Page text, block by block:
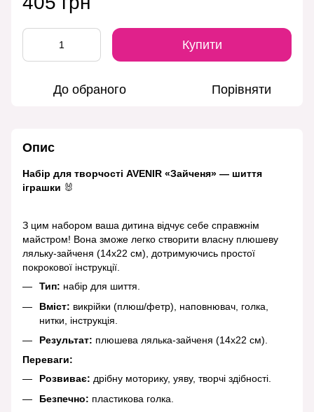
Купити
До обраного Порівняти
Опис
Набір для творчості AVENIR «Зайченя» — шиття
іграшки 🐰
З цим набором ваша дитина відчує себе справжнім
майстром! Вона зможе легко створити власну плюшеву
ляльку-зайченя (14x22 см), дотримуючись простої
покрокової інструкції.
Тип: набір для шиття.
Вміст: викрійки (плюш/фетр), наповнювач, голка,
нитки, інструкція.
Результат: плюшева лялька-зайченя (14x22 см).
Переваги:
Розвиває: дрібну моторику, уяву, творчі здібності.
Безпечно: пластикова голка.